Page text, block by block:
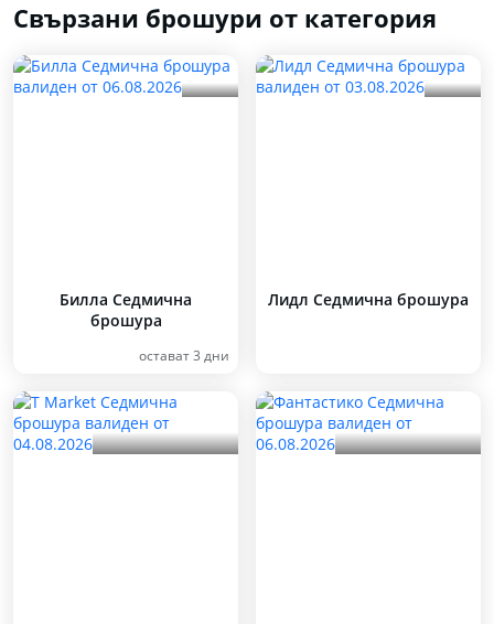
Свързани брошури от категория
Билла Седмична
брошура
остават 3 дни
Лидл Седмична брошура